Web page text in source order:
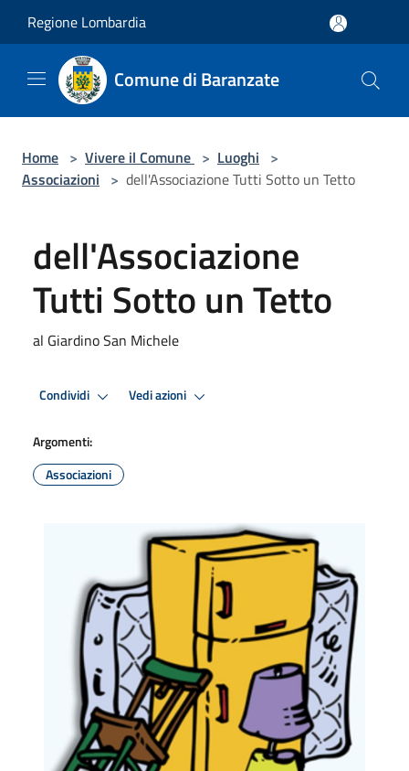
Regione Lombardia
Comune di Baranzate
Home > Vivere il Comune > Luoghi >
Associazioni > dell'Associazione Tutti Sotto un Tetto
dell'Associazione
Tutti Sotto un Tetto
al Giardino San Michele
Condividi Vedi azioni
Argomenti:
Associazioni